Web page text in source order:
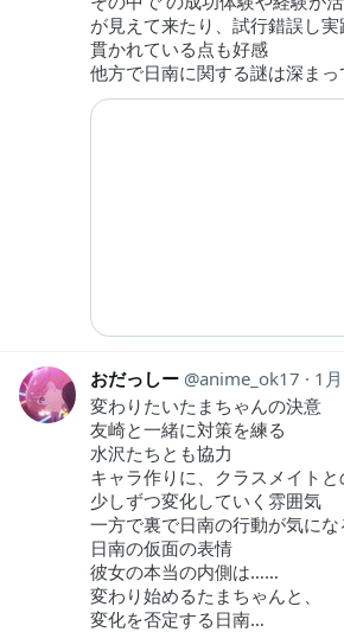
が見えて来たり、試行錯誤し
貫かれている点も好感
他方で日南に関する謎は深ま
おだっしー anime_ok17
1
変わりたいたまちゃんの決意
友崎と一緒に対策を練る
水沢たちとも協力
キャラ作りに、クラスメイト
少しずつ変化していく雰囲気
一方で裏で日南の行動が気に
日南の仮面の表情
彼女の本当の内側は……
変わり始めるたまちゃんと、
変化を否定する日南…